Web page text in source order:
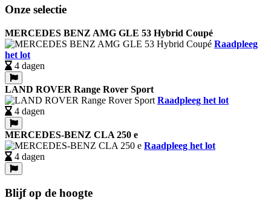
Onze selectie
MERCEDES BENZ AMG GLE 53 Hybrid Coupé
Raadpleeg
het lot
4 dagen
LAND ROVER Range Rover Sport
Raadpleeg het lot
4 dagen
MERCEDES-BENZ CLA 250 e
Raadpleeg het lot
4 dagen
Blijf op de hoogte